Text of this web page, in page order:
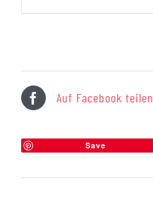
Auf Facebook teilen
Save